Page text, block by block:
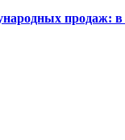
продаж: